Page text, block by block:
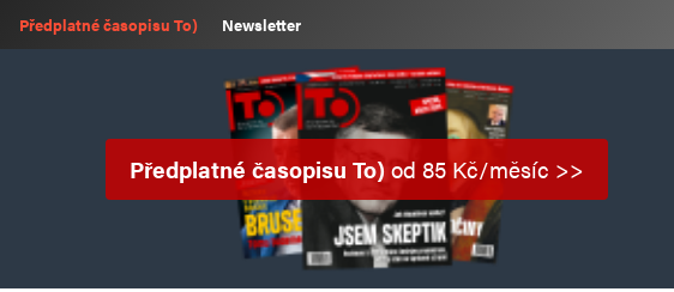
Předplatné časopisu To) Newsletter
Předplatné časopisu To)od 85 Kč/měsíc >>